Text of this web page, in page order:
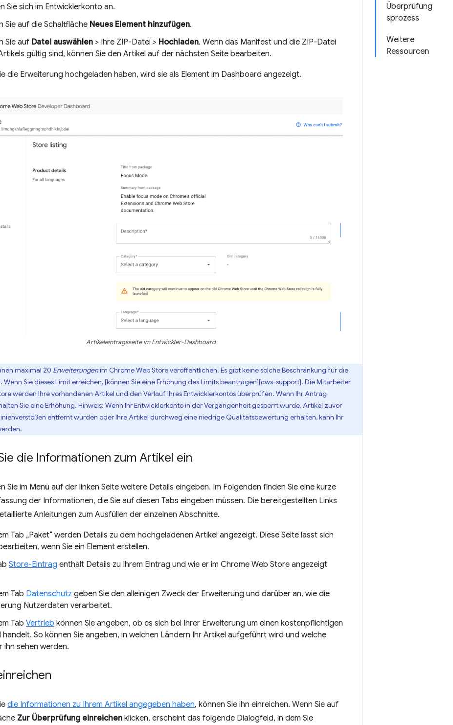
Überprüfung
sprozess
Weitere
Ressourcen
Sie sich im Entwicklerkonto an.
Sie auf die Schaltfläche Neues Element hinzufügen.
Sie auf Datei auswählen > Ihre ZIP-Datei > Hochladen. Wenn das Manifest und die ZIP-Datei
gültig sind, können Sie den Artikel auf der nächsten Seite bearbeiten.
die Erweiterung hochgeladen haben, wird sie als Element im Dashboard angezeigt.
Artikeleintragsseite im Entwickler-Dashboard
maximal 20 Erweiterungenim Chrome Web Store veröffentlichen. Es gibt keine solche Beschränkung für die
Wenn Sie dieses Limit erreichen, [können Sie eine Erhöhung des Limits beantragen][cws-support]. Die Mitarbeiter
werden Ihre vorhandenen Artikel und den Verlauf Ihres Entwicklerkontos überprüfen. Wenn Ihr Antrag
Sie eine Erhöhung. Hinweis: Wenn Ihr Entwicklerkonto in der Vergangenheit gesperrt wurde, Artikel zuvor
entfernt wurden oder Ihre Artikel durchweg eine niedrige Qualitätsbewertung erhalten, kann Ihr
die Informationen zum Artikel ein
Sie im Menü auf der linken Seite weitere Details eingeben. Im Folgenden finden Sie eine kurze
der Informationen, die Sie auf diesen Tabs eingeben müssen. Die bereitgestellten Links
Anleitungen zum Ausfüllen der einzelnen Abschnitte.
Tab „Paket“ werden Details zu dem hochgeladenen Artikel angezeigt. Diese Seite lässt sich
wenn Sie ein Element erstellen.
Store-Eintrag enthält Details zu Ihrem Eintrag und wie er im Chrome Web Store angezeigt
Tab Datenschutz geben Sie den alleinigen Zweck der Erweiterung und darüber an, wie die
Nutzerdaten verarbeitet.
Tab Vertrieb können Sie angeben, ob es sich bei Ihrer Erweiterung um einen kostenpflichtigen
handelt. So können Sie angeben, in welchen Ländern Ihr Artikel aufgeführt wird und welche
ihn sehen werden.
die Informationen zu Ihrem Artikel angegeben haben, können Sie ihn einreichen. Wenn Sie auf
Zur Überprüfung einreichen klicken, erscheint das folgende Dialogfeld, in dem Sie